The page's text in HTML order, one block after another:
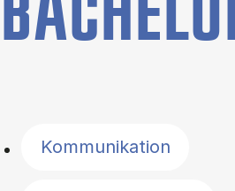
Kommunikation